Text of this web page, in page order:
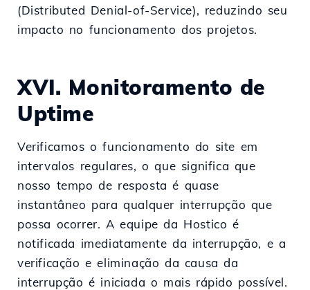
(Distributed Denial-of-Service), reduzindo seu
impacto no funcionamento dos projetos.
XVI. Monitoramento de
Uptime
Verificamos o funcionamento do site em
intervalos regulares, o que significa que
nosso tempo de resposta é quase
instantâneo para qualquer interrupção que
possa ocorrer. A equipe da Hostico é
notificada imediatamente da interrupção, e a
verificação e eliminação da causa da
interrupção é iniciada o mais rápido possível.